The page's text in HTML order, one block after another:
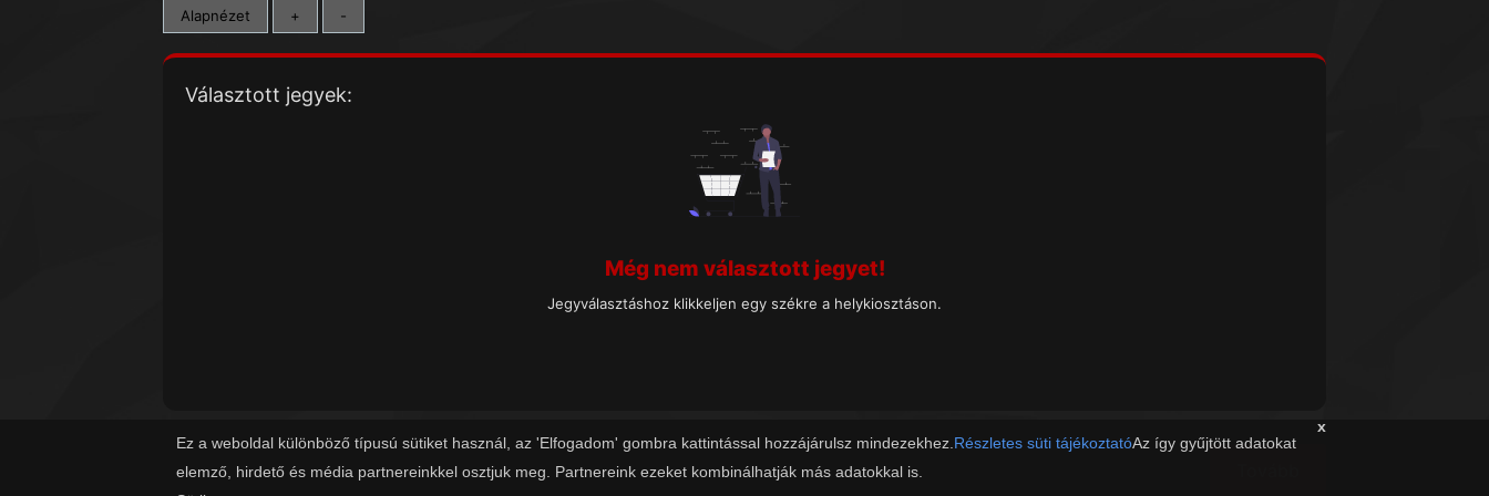
x
Ez a weboldal különböző típusú sütiket használ, az 'Elfogadom' gombra kattintással hozzájárulsz mindezekhez. Részletes süti tájékoztatóAz így gyűjtött adatokat
elemző, hirdető és média partnereinkkel osztjuk meg. Partnereink ezeket kombinálhatják más adatokkal is.
Alapnézet + -
Választott jegyek:
Még nem választott jegyet!
Jegyválasztáshoz klikkeljen egy székre a helykiosztáson.